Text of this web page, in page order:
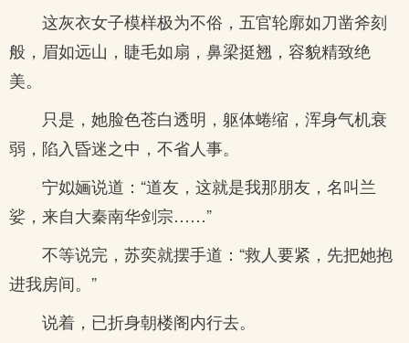
这灰衣女子模样极为不俗，五官轮廓如刀凿斧刻
般，眉如远山，睫毛如扇，鼻梁挺翘，容貌精致绝
美。
只是，她脸色苍白透明，躯体蜷缩，浑身气机衰
弱，陷入昏迷之中，不省人事。
宁姒婳说道：“道友，这就是我那朋友，名叫兰
娑，来自大秦南华剑宗……”
不等说完，苏奕就摆手道：“救人要紧，先把她抱
进我房间。”
说着，已折身朝楼阁内行去。